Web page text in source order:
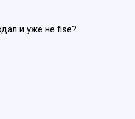
и уже не fise?